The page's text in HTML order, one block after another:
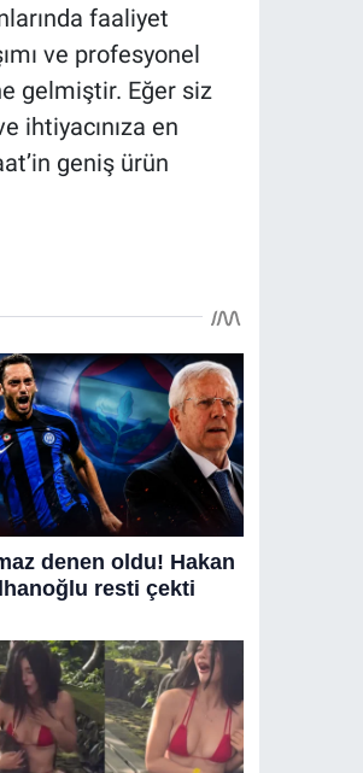
faaliyet
ve profesyonel
gelmiştir. Eğer siz
ihtiyacınıza en
geniş ürün